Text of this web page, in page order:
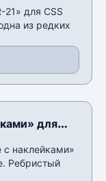
21» для CSS
из редких
для
с наклейками»
Ребристый